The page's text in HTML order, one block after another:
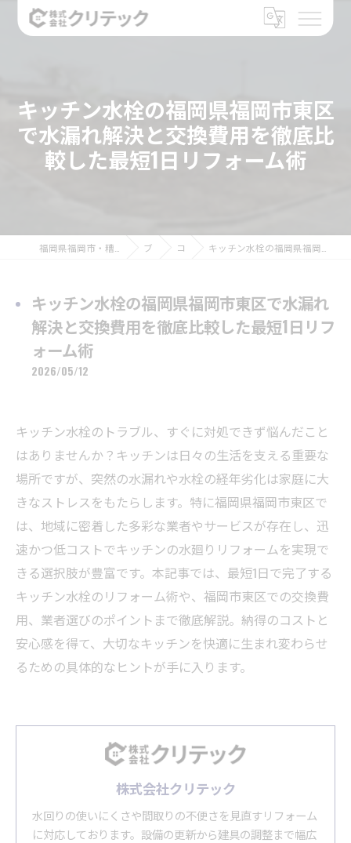
キッチン水栓の福岡県福岡市東区
で水漏れ解決と交換費用を徹底比
較した最短1日リフォーム術
ブログ コラム キッチン水栓の福岡県福岡市東区で水漏れ解決と交換費用を徹底比較した最短1日リフォーム術
キッチン水栓の福岡県福岡市東区で水漏れ
解決と交換費用を徹底比較した最短1日リフ
ォーム術
2026/05/12
キッチン水栓のトラブル、すぐに対処できず悩んだこと
はありませんか？キッチンは日々の生活を支える重要な
場所ですが、突然の水漏れや水栓の経年劣化は家庭に大
きなストレスをもたらします。特に福岡県福岡市東区で
は、地域に密着した多彩な業者やサービスが存在し、迅
速かつ低コストでキッチンの水廻りリフォームを実現で
きる選択肢が豊富です。本記事では、最短1日で完了する
キッチン水栓のリフォーム術や、福岡市東区での交換費
用、業者選びのポイントまで徹底解説。納得のコストと
安心感を得て、大切なキッチンを快適に生まれ変わらせ
るための具体的なヒントが手に入ります。
株式会社クリテック
水回りの使いにくさや間取りの不便さを見直すリフォーム
に対応しております。設備の更新から建具の調整まで幅広